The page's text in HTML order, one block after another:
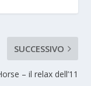
SUCCESSIVO
– il relax dell’11